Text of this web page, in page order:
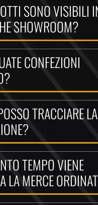
SONO VISIBILI
SHOWROOM?
CONFEZIONI
TRACCIARE
TEMPO VIENE
LA MERCE